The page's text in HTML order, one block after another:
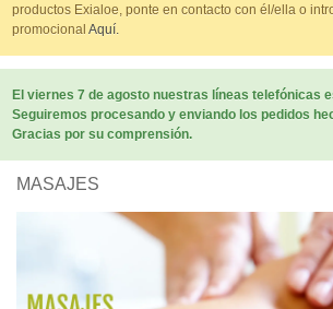
productos Exialoe, ponte en contacto con él/ella o
promocional Aquí.
El viernes 7 de agosto nuestras líneas telefónicas
Seguiremos procesando y enviando los pedidos
Gracias por su comprensión.
MASAJES